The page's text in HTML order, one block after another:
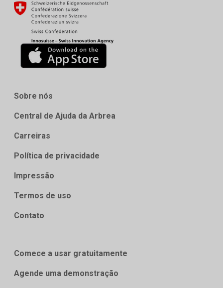
Sobre nós
Central de Ajuda da Arbrea
Carreiras
Política de privacidade
Impressão
Termos de uso
Contato
Comece a usar gratuitamente
Agende uma demonstração